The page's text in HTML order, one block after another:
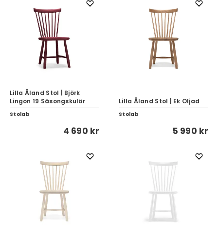
Lilla Åland Stol | Björk
Lingon 19 Säsongskulör
Stolab
4 690 kr
Lilla Åland Stol | Ek Oljad
Stolab
5 990 kr